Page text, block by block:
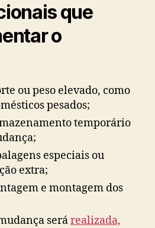
que
o
ou peso elevado, como
pesados;
temporário
especiais ou
extra;
e montagem dos
serárealizada,